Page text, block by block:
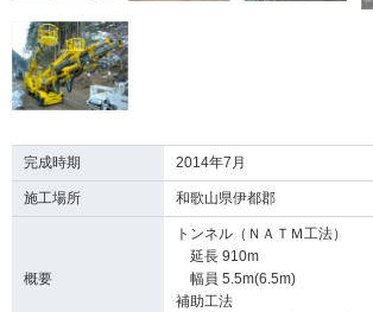
完成時期 2014年7月
施工場所 和歌山県伊都郡
概要
トンネル（ＮＡＴＭ工法）
延長 910m
幅員 5.5m(6.5m)
補助工法